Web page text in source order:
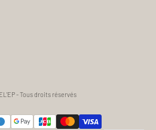
- Tous droits réservés